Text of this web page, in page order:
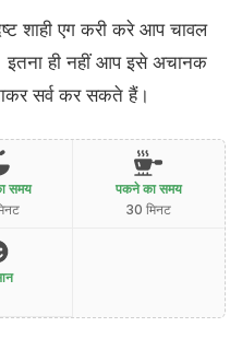
शाही एग करी करे आप चावल
ही नहीं आप इसे अचानक
सर्व कर सकते हैं।
समय
पकने का समय
30 मिनट